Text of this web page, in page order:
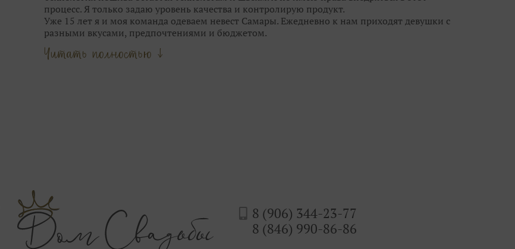
процесс. Я только задаю уровень качества и контролирую продукт.
Уже 15 лет я и моя команда одеваем невест Самары. Ежедневно к нам приходят девушки с
разными вкусами, предпочтениями и бюджетом.
Опыт и время научили меня видеть грань между потребностью реальных людей и фешн-
стилем свадебных брендов.
Читать полностью ↓
8 (906) 344-23-77
8 (846) 990-86-86